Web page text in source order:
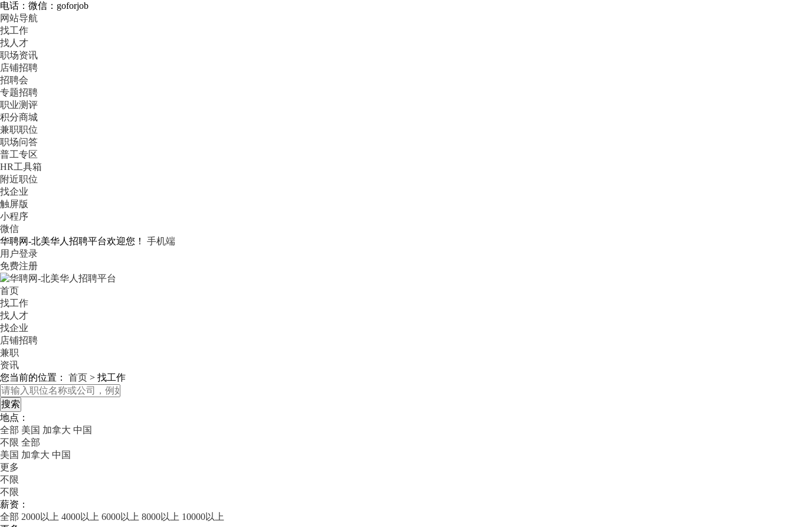
电话：微信：goforjob
网站导航
找工作
找人才
职场资讯
店铺招聘
招聘会
专题招聘
职业测评
积分商城
兼职职位
职场问答
普工专区
HR工具箱
附近职位
找企业
触屏版
小程序
微信
华聘网-北美华人招聘平台欢迎您！
手机端
用户登录
免费注册
首页
找工作
找人才
找企业
店铺招聘
兼职
资讯
您当前的位置： 首页 > 找工作
地点：
全部 美国 加拿大 中国
不限 全部
美国 加拿大 中国
更多
不限
不限
薪资：
全部 2000以上 4000以上 6000以上 8000以上 10000以上